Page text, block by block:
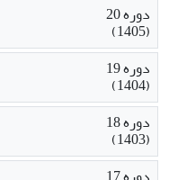
دوره 20
(1405)
دوره 19
(1404)
دوره 18
(1403)